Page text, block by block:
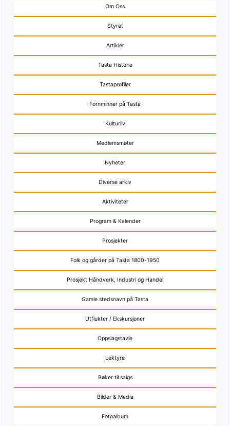
Om Oss
Styret
Artikler
Tasta Historie
Tastaprofiler
Fornminner på Tasta
Kulturliv
Medlemsmøter
Nyheter
Diverse arkiv
Aktiviteter
Program & Kalender
Prosjekter
Folk og gårder på Tasta 1800-1950
Prosjekt Håndverk, Industri og Handel
Gamle stedsnavn på Tasta
Utflukter / Ekskursjoner
Oppslagstavle
Lektyre
Bøker til salgs
Bilder & Media
Fotoalbum